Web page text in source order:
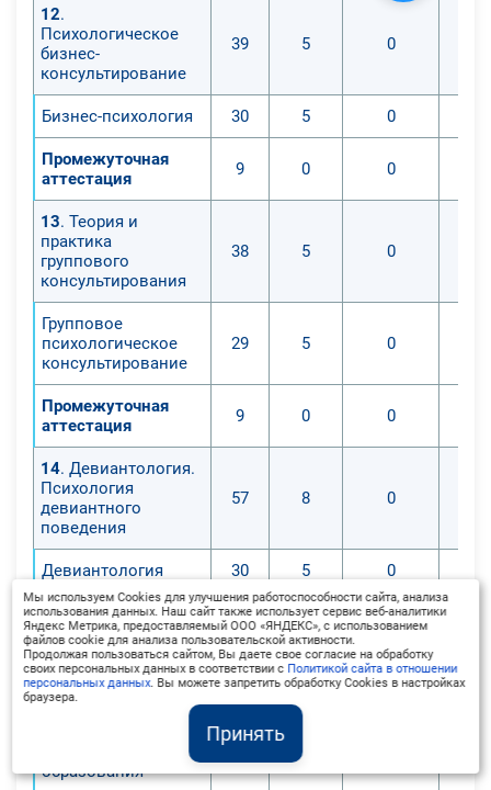
12.
Психологическое
бизнес-
консультирование
39 5 0
Бизнес-психология 30 5 0
Промежуточная
аттестация
9 0 0
13. Теория и
практика
группового
консультирования
38 5 0
Групповое
психологическое
консультирование
29 5 0
Промежуточная
аттестация
9 0 0
14. Девиантология.
Психология
девиантного
поведения
57 8 0
Девиантология 30 5 0
Психолого-
педагогическое
сопровождение
обучающихся с
девиантным
образования
18 3 0
Принять
Мы используем Cookies для улучшения работоспособности сайта, анализа
использования данных. Наш сайт также использует сервис веб-аналитики
Яндекс Метрика, предоставляемый ООО «ЯНДЕКС», с использованием
файлов cookie для анализа пользовательской активности.
Продолжая пользоваться сайтом, Вы даете свое согласие на обработку
своих персональных данных в соответствии с Политикой сайта в отношении
персональных данных. Вы можете запретить обработку Cookies в настройках
браузера.